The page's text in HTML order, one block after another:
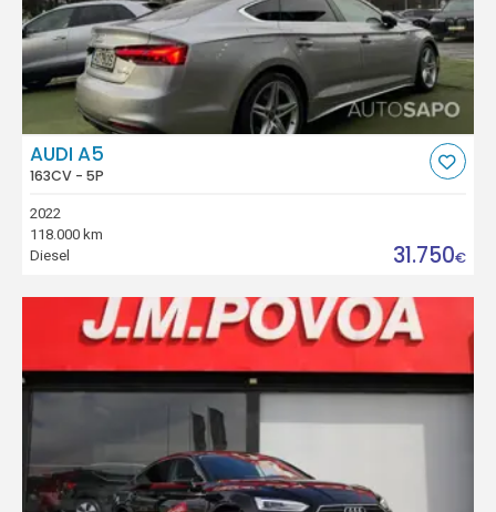
AUDI A5
163CV - 5P
2022
118.000 km
Diesel
31.750€